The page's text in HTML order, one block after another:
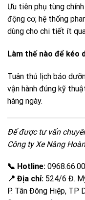
Ưu tiên phụ tùng
động cơ, hệ thống
dùng cho chi tiết ít
Làm thế nào để kéo
Tuân thủ lịch bảo
vận hành đúng kỹ
hàng ngày.
Để được tư vấn
Công ty Xe Nâng
📞 Hotline:
📍 Địa chỉ: 524/6 Đ.
P. Tân Đông Hiệp, TP